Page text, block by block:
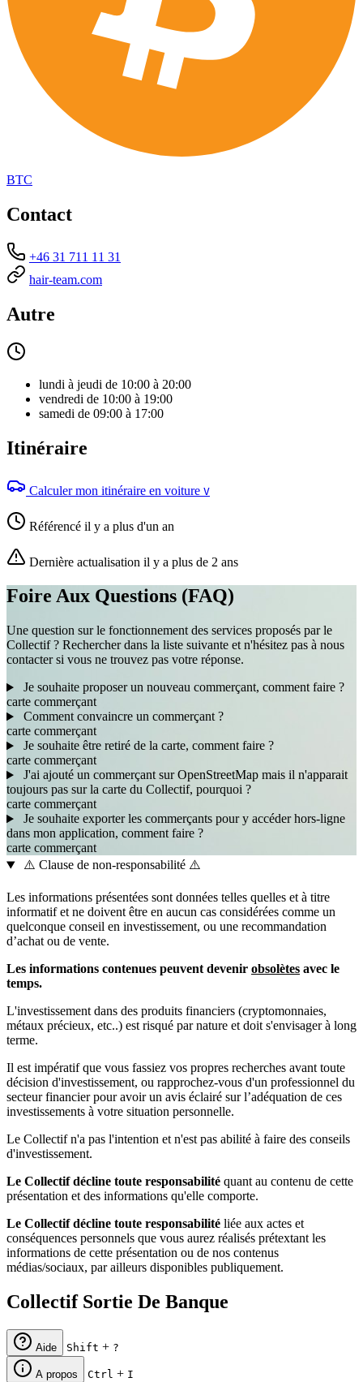
BTC
Contact
+46 31 711 11 31
hair-team.com
Autre
lundi à jeudi de 10:00 à 20:00
vendredi de 10:00 à 19:00
samedi de 09:00 à 17:00
Itinéraire
Calculer mon itinéraire en voiture V
Référencé il y a plus d'un an
Dernière actualisation il y a plus de 2 ans
Foire Aux Questions (FAQ)
Une question sur le fonctionnement des services proposés par le
Collectif ? Rechercher dans la liste suivante et n'hésitez pas à nous
contacter si vous ne trouvez pas votre réponse.
Je souhaite proposer un nouveau commerçant, comment faire ?
carte commerçant
Comment convaincre un commerçant ?
carte commerçant
Je souhaite être retiré de la carte, comment faire ?
carte commerçant
J'ai ajouté un commerçant sur OpenStreetMap mais il n'apparait
toujours pas sur la carte du Collectif, pourquoi ?
carte commerçant
Je souhaite exporter les commerçants pour y accéder hors-ligne
dans mon application, comment faire ?
carte commerçant
⚠️ Clause de non-responsabilité ⚠️
Les informations présentées sont données telles quelles et à titre
informatif et ne doivent être en aucun cas considérées comme un
quelconque conseil en investissement, ou une recommandation
d’achat ou de vente.
Les informations contenues peuvent devenir obsolètes avec le
temps.
L'investissement dans des produits financiers (cryptomonnaies,
métaux précieux, etc..) est risqué par nature et doit s'envisager à long
terme.
Il est impératif que vous fassiez vos propres recherches avant toute
décision d'investissement, ou rapprochez-vous d'un professionnel du
secteur financier pour avoir un avis éclairé sur l’adéquation de ces
investissements à votre situation personnelle.
Le Collectif n'a pas l'intention et n'est pas abilité à faire des conseils
d'investissement.
Le Collectif décline toute responsabilité quant au contenu de cette
présentation et des informations qu'elle comporte.
Le Collectif décline toute responsabilité liée aux actes et
conséquences personnels que vous aurez réalisés prétextant les
informations de cette présentation ou de nos contenus
médias/sociaux, par ailleurs disponibles publiquement.
Collectif Sortie De Banque
Aide Shift + ?
A propos Ctrl + I